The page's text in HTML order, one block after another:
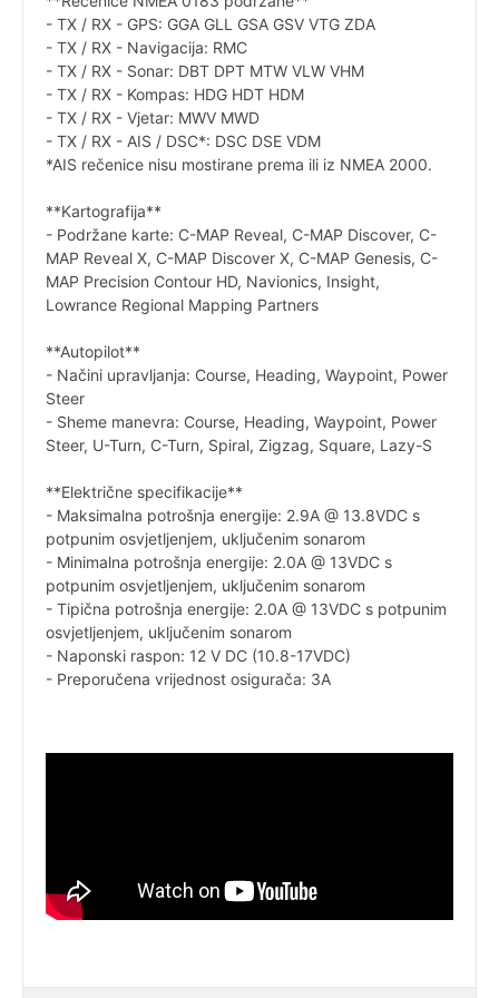
- TX / RX - GPS: GGA GLL GSA GSV VTG ZDA
- TX / RX - Navigacija: RMC
- TX / RX - Sonar: DBT DPT MTW VLW VHM
- TX / RX - Kompas: HDG HDT HDM
- TX / RX - Vjetar: MWV MWD
- TX / RX - AIS / DSC*: DSC DSE VDM
*AIS rečenice nisu mostirane prema ili iz NMEA 2000.
**Kartografija**
- Podržane karte: C-MAP Reveal, C-MAP Discover, C-
MAP Reveal X, C-MAP Discover X, C-MAP Genesis, C-
MAP Precision Contour HD, Navionics, Insight,
Lowrance Regional Mapping Partners
**Autopilot**
- Načini upravljanja: Course, Heading, Waypoint, Power
Steer
- Sheme manevra: Course, Heading, Waypoint, Power
Steer, U-Turn, C-Turn, Spiral, Zigzag, Square, Lazy-S
**Električne specifikacije**
- Maksimalna potrošnja energije: 2.9A @ 13.8VDC s
potpunim osvjetljenjem, uključenim sonarom
- Minimalna potrošnja energije: 2.0A @ 13VDC s
potpunim osvjetljenjem, uključenim sonarom
- Tipična potrošnja energije: 2.0A @ 13VDC s potpunim
osvjetljenjem, uključenim sonarom
- Naponski raspon: 12 V DC (10.8-17VDC)
- Preporučena vrijednost osigurača: 3A